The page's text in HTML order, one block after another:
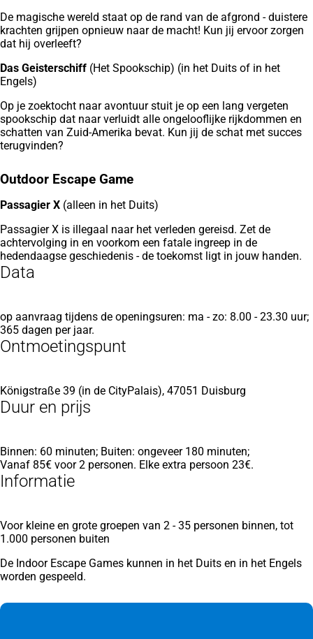
De magische wereld staat op de rand van de afgrond - duistere
krachten grijpen opnieuw naar de macht! Kun jij ervoor zorgen
dat hij overleeft?
Das Geisterschiff (Het Spookschip) (in het Duits of in het
Engels)
Op je zoektocht naar avontuur stuit je op een lang vergeten
spookschip dat naar verluidt alle ongelooflijke rijkdommen en
schatten van Zuid-Amerika bevat. Kun jij de schat met succes
terugvinden?
Outdoor Escape Game
Passagier X (alleen in het Duits)
Passagier X is illegaal naar het verleden gereisd. Zet de
achtervolging in en voorkom een fatale ingreep in de
hedendaagse geschiedenis - de toekomst ligt in jouw handen.
Data
op aanvraag tijdens de openingsuren: ma - zo: 8.00 - 23.30 uur;
365 dagen per jaar.
Ontmoetingspunt
Königstraße 39 (in de CityPalais), 47051 Duisburg
Duur en prijs
Binnen: 60 minuten; Buiten: ongeveer 180 minuten;
Vanaf 85€ voor 2 personen. Elke extra persoon 23€.
Informatie
Voor kleine en grote groepen van 2 - 35 personen binnen, tot
1.000 personen buiten
De Indoor Escape Games kunnen in het Duits en in het Engels
worden gespeeld.